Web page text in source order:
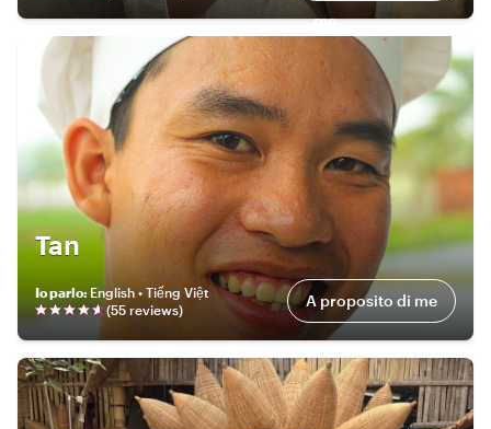
me
Tan
Io parlo: English • Tiếng Việt
(55 reviews) A proposito di me